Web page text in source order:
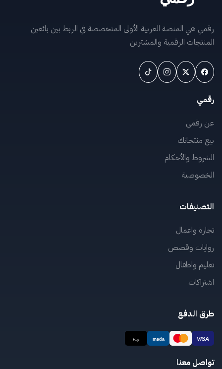
رقمي هي المنصة العربية الأولى المتخصصة في الربط بين بائعين
المنتجات الرقمية والمشترين
رقمي
عن رقمي
بيع منتجاتك
الشروط والأحكام
الخصوصية
التصنيفات
تجارة واعمال
روايات وقصص
تعليم واطفال
اشتراكات
طرق الدفع
تواصل معنا